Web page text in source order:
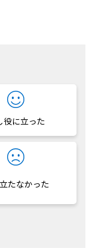
役に立った
たなかった